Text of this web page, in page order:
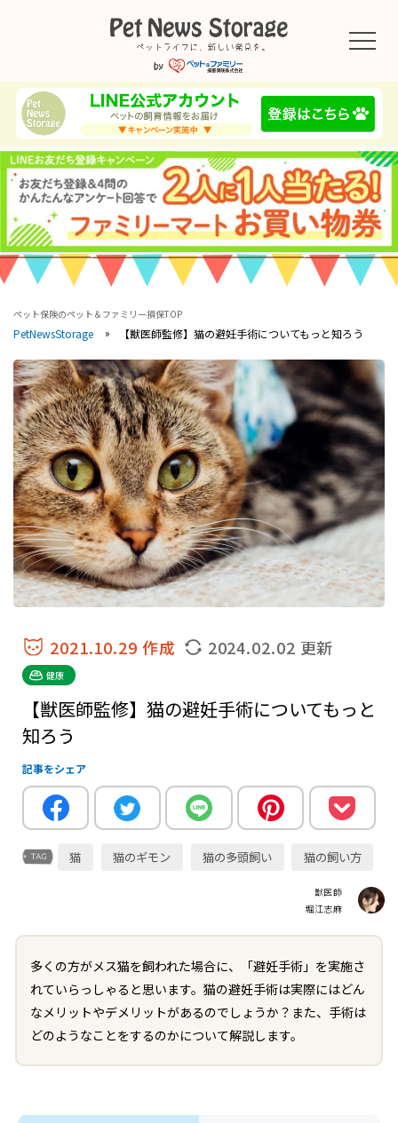
ペット保険のペット＆ファミリー損保TOP
PetNewsStorage 【獣医師監修】猫の避妊手術についてもっと知ろう
2021.10.29 作成 2024.02.02 更新
健康
【獣医師監修】猫の避妊手術についてもっと
知ろう
記事をシェア
猫 猫のギモン 猫の多頭飼い 猫の飼い方
獣医師
堀江志麻
多くの方がメス猫を飼われた場合に、「避妊手術」を実施さ
れていらっしゃると思います。猫の避妊手術は実際にはどん
なメリットやデメリットがあるのでしょうか？また、手術は
どのようなことをするのかについて解説します。